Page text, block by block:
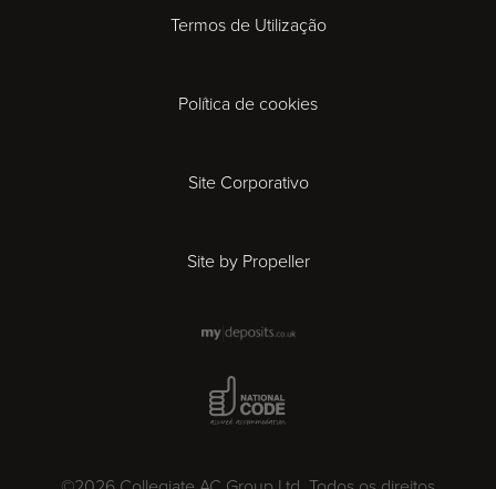
Gloucester
Ipswich
London
Termos de Utilização
Política de cookies
Site Corporativo
Site by Propeller
National Code Award